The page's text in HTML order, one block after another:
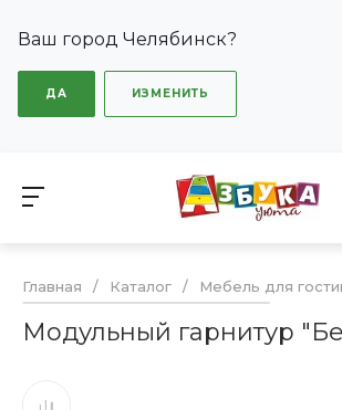
Ваш город Челябинск?
ДА ИЗМЕНИТЬ
Главная / Каталог / Мебель для
Модульный гарнитур